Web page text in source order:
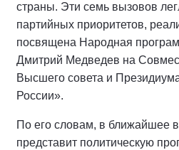
страны. Эти семь вызовов
партийных приоритетов,
посвящена Народная
Дмитрий Медведев на
Высшего совета и
России».
По его словам, в ближайшее
представит политическую